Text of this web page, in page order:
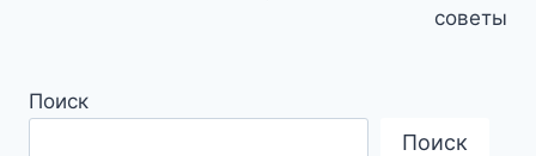
советы
Поиск
Поиск